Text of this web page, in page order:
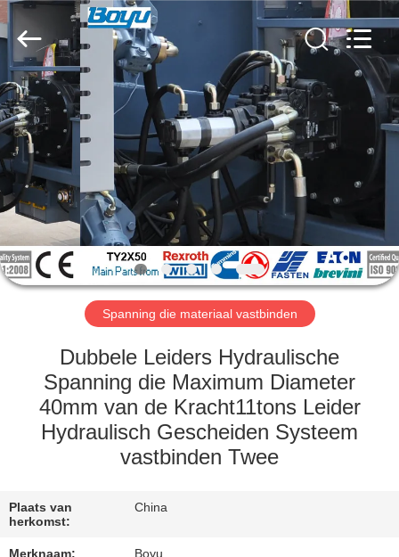
HUIS
PRODUCTEN
ONGEVEER
ONS
FABRIEKSREIS
KWALITEITSCONTROLE
CONTACTEER
ONS
VERZOEK
Electric
Power
Machinery
Co.,LTD.
Rights
Reserved.
Spanning die materiaal vastbinden
Dubbele Leiders Hydraulische
Spanning die Maximum Diameter
40mm van de Kracht11tons Leider
Hydraulisch Gescheiden Systeem
vastbinden Twee
Plaats van
herkomst:
China
Merknaam: Boyu